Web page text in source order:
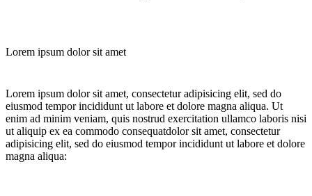
Lorem ipsum dolor sit amet
Lorem ipsum dolor sit amet, consectetur adipisicing elit, sed do
eiusmod tempor incididunt ut labore et dolore magna aliqua. Ut
enim ad minim veniam, quis nostrud exercitation ullamco laboris nisi
ut aliquip ex ea commodo consequatdolor sit amet, consectetur
adipisicing elit, sed do eiusmod tempor incididunt ut labore et dolore
magna aliqua: